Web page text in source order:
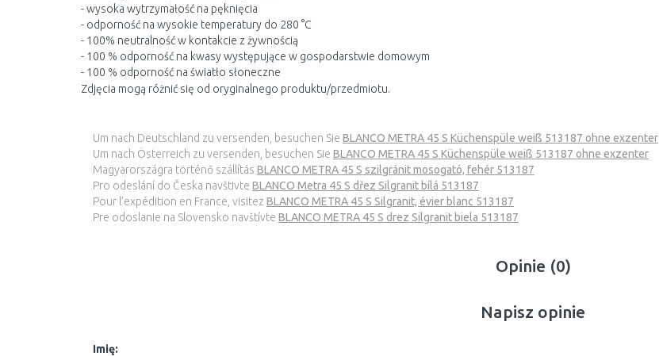
- wysoka wytrzymałość na pęknięcia
- odporność na wysokie temperatury do 280 °C
- 100% neutralność w kontakcie z żywnością
- 100 % odporność na kwasy występujące w gospodarstwie domowym
- 100 % odporność na światło słoneczne
Zdjęcia mogą różnić się od oryginalnego produktu/przedmiotu.
Um nach Deutschland zu versenden, besuchen Sie BLANCO METRA 45 S Küchenspüle weiß 513187 ohne exzenter
Um nach Österreich zu versenden, besuchen Sie BLANCO METRA 45 S Küchenspüle weiß 513187 ohne exzenter
Magyarországra történő szállítás BLANCO METRA 45 S szilgránit mosogató, fehér 513187
Pro odeslání do Česka navštivte BLANCO Metra 45 S dřez Silgranit bílá 513187
Pour l’expédition en France, visitez BLANCO METRA 45 S Silgranit, évier blanc 513187
Pre odoslanie na Slovensko navštívte BLANCO METRA 45 S drez Silgranit biela 513187
Opinie (0)
Napisz opinie
Imię: